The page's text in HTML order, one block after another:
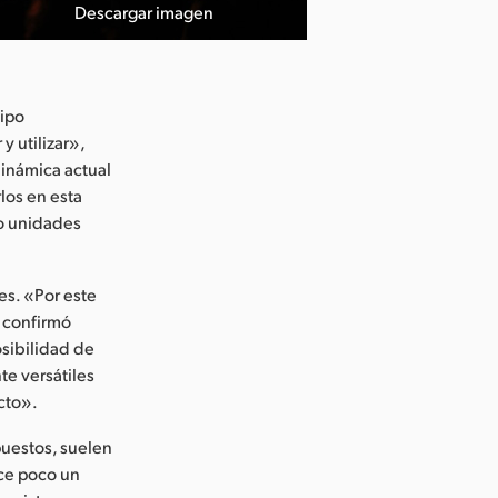
Descargar imagen
y utilizar»,
actual
en esta
unidades
«Por este
de
versátiles
suelen
poco un